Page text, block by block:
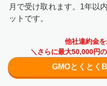
月で受け取れます。1年以
ットです。
他社違約金
＼さらに最大50,000円
GMOとくとく